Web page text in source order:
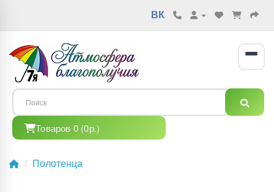
ВК
Товаров 0 (0р.)
Полотенца